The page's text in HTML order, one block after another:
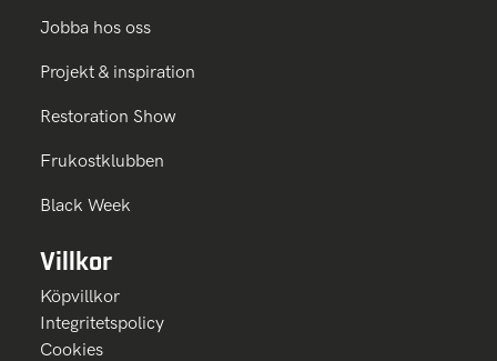
Jobba hos oss
Projekt & inspiration
Restoration Show
Frukostklubben
Black Week
Villkor
Köpvillkor
Integritetspolicy
Cookies